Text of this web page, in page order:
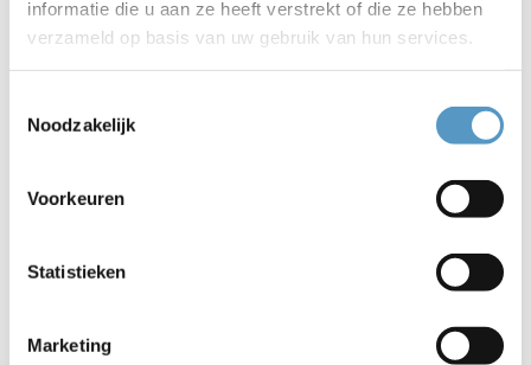
informatie die u aan ze heeft verstrekt of die ze hebben
verzameld op basis van uw gebruik van hun services.
Noodzakelijk
Voorkeuren
Statistieken
Marketing
en minder zorgkosten.
Start het nieuwe jaar dus met een fijne work-out op jouw
niveau! Kijk op onze website voor meer informatie
of bel met Lilyan Hofstee via